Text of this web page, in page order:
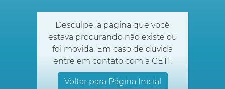
Desculpe, a página que você
estava procurando não existe ou
foi movida. Em caso de dúvida
entre em contato com a GETI.
Voltar para Página Inicial